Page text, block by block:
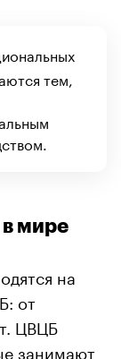
тем,
мире
на
от
ЦВЦБ
занимают